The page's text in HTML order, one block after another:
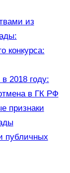
из
конкурса:
2018 году:
в ГК РФ
признаки
публичных